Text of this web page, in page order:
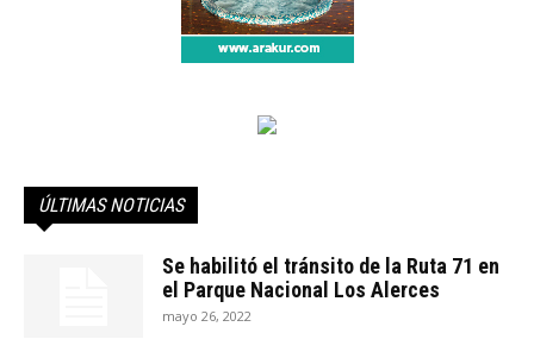
ÚLTIMAS NOTICIAS
Se habilitó el tránsito de la Ruta 71 en
el Parque Nacional Los Alerces
mayo 26, 2022